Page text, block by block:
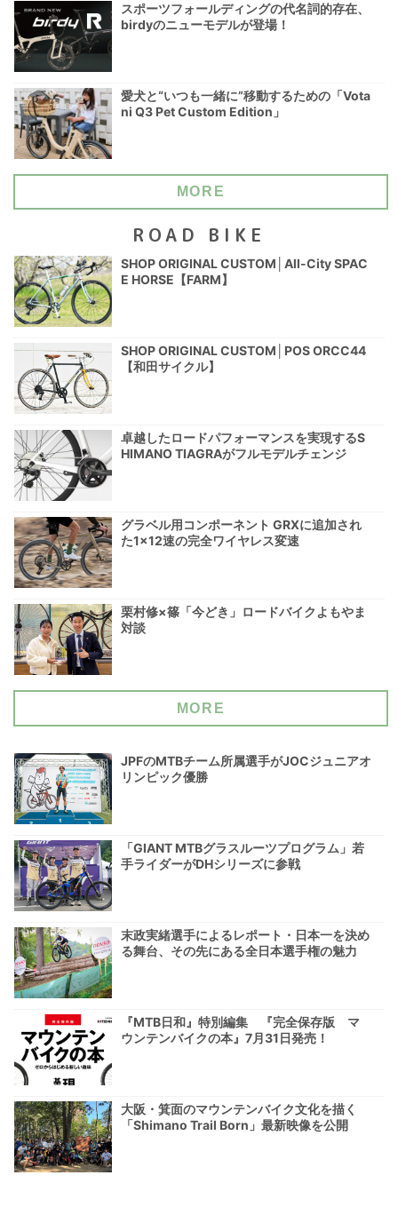
スポーツフォールディングの代名詞的存在、
birdyのニューモデルが登場！
愛犬と“いつも一緒に”移動するための「Vota
ni Q3 Pet Custom Edition」
MORE
ROAD BIKE
SHOP ORIGINAL CUSTOM│All-City SPAC
E HORSE【FARM】
SHOP ORIGINAL CUSTOM│POS ORCC44
【和田サイクル】
卓越したロードパフォーマンスを実現するS
HIMANO TIAGRAがフルモデルチェンジ
グラベル用コンポーネント GRXに追加され
た1×12速の完全ワイヤレス変速
栗村修×篠「今どき」ロードバイクよもやま
対談
MORE
JPFのMTBチーム所属選手がJOCジュニアオ
リンピック優勝
「GIANT MTBグラスルーツプログラム」若
手ライダーがDHシリーズに参戦
末政実緒選手によるレポート・日本一を決め
る舞台、その先にある全日本選手権の魅力
『MTB日和』特別編集 『完全保存版 マ
ウンテンバイクの本』7月31日発売！
大阪・箕面のマウンテンバイク文化を描く
「Shimano Trail Born」最新映像を公開